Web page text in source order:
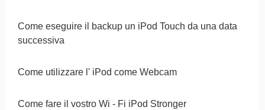
Come eseguire il backup un iPod Touch da una data
successiva
Come utilizzare l' iPod come Webcam
Come fare il vostro Wi - Fi iPod Stronger